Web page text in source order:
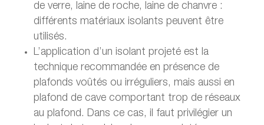
de verre, laine de roche, laine de chanvre :
différents matériaux isolants peuvent être
utilisés.
L’application d’un isolant projeté est la
technique recommandée en présence de
plafonds voûtés ou irréguliers, mais aussi en
plafond de cave comportant trop de réseaux
au plafond. Dans ce cas, il faut privilégier un